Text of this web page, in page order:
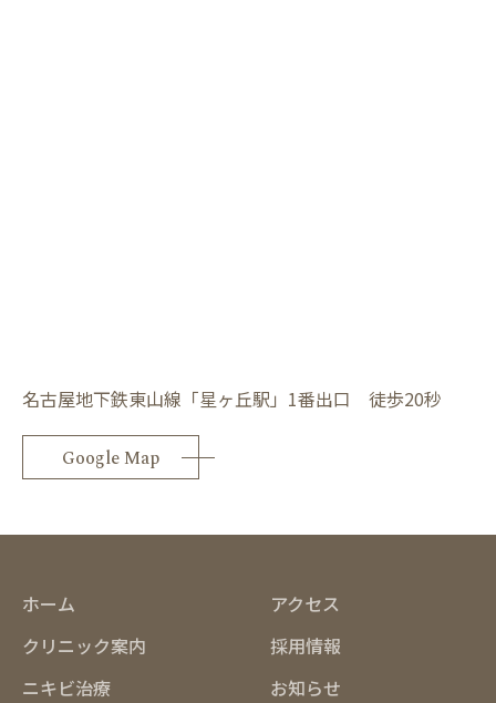
名古屋地下鉄東山線「星ヶ丘駅」1番出口 徒歩20秒
Google Map
ホーム
クリニック案内
ニキビ治療
アクセス
採用情報
お知らせ